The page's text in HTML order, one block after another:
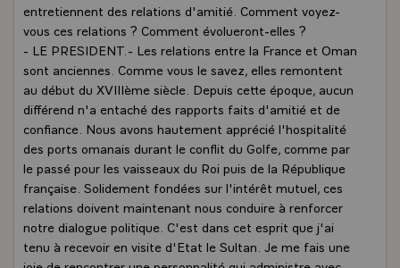
entretiennent des relations d'amitié. Comment voyez-
vous ces relations ? Comment évolueront-elles ?
- LE PRESIDENT.- Les relations entre la France et Oman
sont anciennes. Comme vous le savez, elles remontent
au début du XVIIIème siècle. Depuis cette époque, aucun
différend n'a entaché des rapports faits d'amitié et de
confiance. Nous avons hautement apprécié l'hospitalité
des ports omanais durant le conflit du Golfe, comme par
le passé pour les vaisseaux du Roi puis de la République
française. Solidement fondées sur l'intérêt mutuel, ces
relations doivent maintenant nous conduire à renforcer
notre dialogue politique. C'est dans cet esprit que j'ai
tenu à recevoir en visite d'Etat le Sultan. Je me fais une